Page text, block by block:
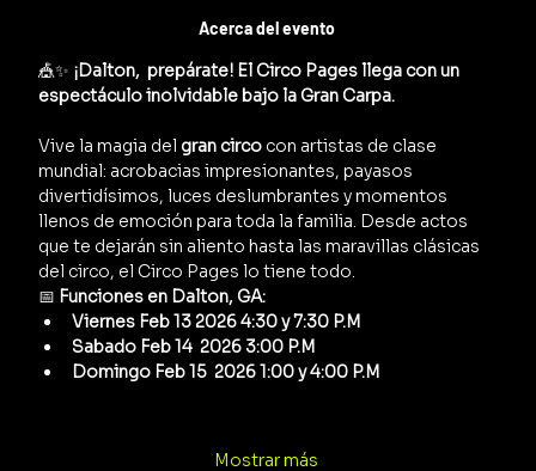
Acerca del evento
🎪✨ ¡Dalton,  prepárate! El Circo Pages llega con un
espectáculo inolvidable bajo la Gran Carpa.
Vive la magia del gran circo con artistas de clase
mundial: acrobacias impresionantes, payasos
divertidísimos, luces deslumbrantes y momentos
llenos de emoción para toda la familia. Desde actos
que te dejarán sin aliento hasta las maravillas clásicas
del circo, el Circo Pages lo tiene todo.
📅 Funciones en Dalton, GA:
Viernes Feb 13 2026 4:30 y 7:30 P.M
Sabado Feb 14  2026 3:00 P.M
Domingo Feb 15  2026 1:00 y 4:00 P.M
Mostrar más